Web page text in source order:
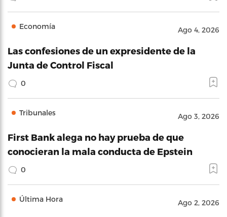
Economía Ago 4, 2026
Las confesiones de un expresidente de la
Junta de Control Fiscal
0
Tribunales Ago 3, 2026
First Bank alega no hay prueba de que
conocieran la mala conducta de Epstein
0
Última Hora Ago 2, 2026